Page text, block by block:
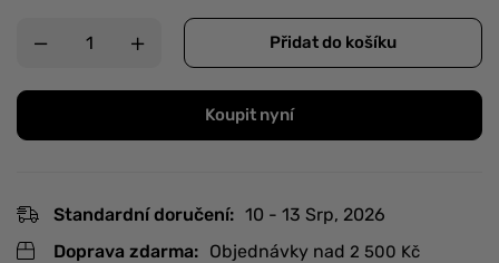
Přidat do košíku
Koupit nyní
Standardní doručení: 10 - 13 Srp, 2026
Doprava zdarma: Objednávky nad 2 500 Kč